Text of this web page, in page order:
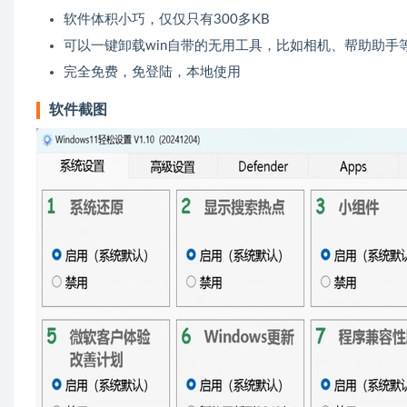
软件体积小巧，仅仅只有300多KB
可以一键卸载win自带的无用工具，比如相机、帮助助手
完全免费，免登陆，本地使用
软件截图